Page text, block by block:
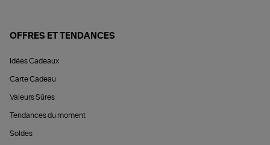
OFFRES ET TENDANCES
Idées Cadeaux
Carte Cadeau
Valeurs Sûres
Tendances du moment
Soldes